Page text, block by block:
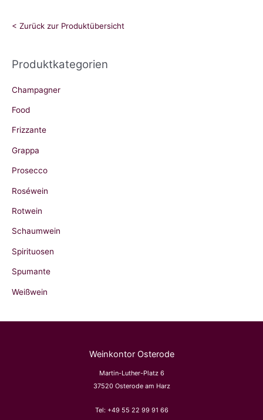
h
a
:
< Zurück zur Produktübersicht
Produktkategorien
Champagner
Food
Frizzante
Grappa
Prosecco
Roséwein
Rotwein
Schaumwein
Spirituosen
Spumante
Weißwein
Weinkontor Osterode
Martin-Luther-Platz 6
37520 Osterode am Harz
Tel: +49 55 22 99 91 66